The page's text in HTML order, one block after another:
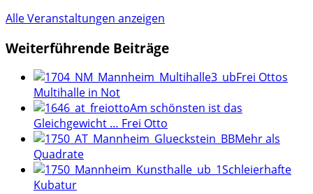
Alle Veranstaltungen anzeigen
Weiterführende Beiträge
Frei Ottos
Multihalle in Not
Am schönsten ist das
Gleichgewicht … Frei Otto
Mehr als
Quadrate
Schleierhafte
Kubatur